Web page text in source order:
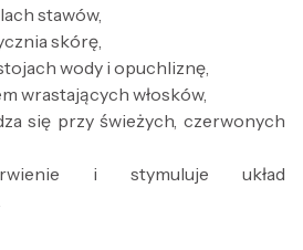
stawów,
skórę,
wody i opuchliznę,
wrastających włosków,
się przy świeżych, czerwonych
i stymuluje układ